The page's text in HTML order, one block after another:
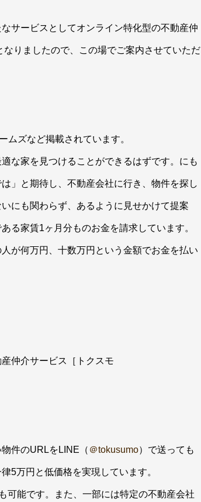
サービスとしてオンライン特化型の不動産仲
なりましたので、この場でご案内させていただ
ムズなど掲載されています。
な家を見つけることができるはずです。にも
」と期待し、不動産会社に行き、物件を探し
にも関わらず、あるように見せかけて提案
る家賃1ヶ月分ものお金を請求しています。
が何万円、十数万円という金額でお金を払い
仲介サービス［トクスモ
件のURLをLINE（ ＠tokusumo）で送っても
5万円と低価格を実現しています。
可能です。また、一部には特定の不動産会社